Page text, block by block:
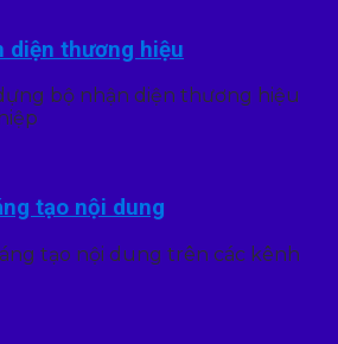
diện thương hiệu
bộ nhận diện thương hiệu
tạo nội dung
tạo nội dung trên các kênh